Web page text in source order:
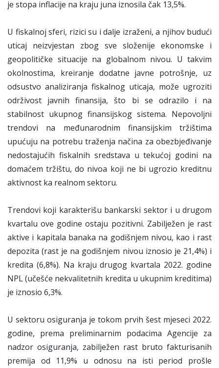
je stopa inflacije na kraju juna iznosila čak 13,5%.
U fiskalnoj sferi, rizici su i dalje izraženi, a njihov budući
uticaj neizvjestan zbog sve složenije ekonomske i
geopolitičke situacije na globalnom nivou. U takvim
okolnostima, kreiranje dodatne javne potrošnje, uz
odsustvo analiziranja fiskalnog uticaja, može ugroziti
održivost javnih finansija, što bi se odrazilo i na
stabilnost ukupnog finansijskog sistema. Nepovoljni
trendovi na međunarodnim finansijskim tržištima
upućuju na potrebu traženja načina za obezbjeđivanje
nedostajućih fiskalnih sredstava u tekućoj godini na
domaćem tržištu, do nivoa koji ne bi ugrozio kreditnu
aktivnost ka realnom sektoru.
Trendovi koji karakterišu bankarski sektor i u drugom
kvartalu ove godine ostaju pozitivni. Zabilježen je rast
aktive i kapitala banaka na godišnjem nivou, kao i rast
depozita (rast je na godišnjem nivou iznosio je 21,4%) i
kredita (6,8%). Na kraju drugog kvartala 2022. godine
NPL (učešće nekvalitetnih kredita u ukupnim kreditima)
je iznosio 6,3%.
U sektoru osiguranja je tokom prvih šest mjeseci 2022.
godine, prema preliminarnim podacima Agencije za
nadzor osiguranja, zabilježen rast bruto fakturisanih
premija od 11,9% u odnosu na isti period prošle